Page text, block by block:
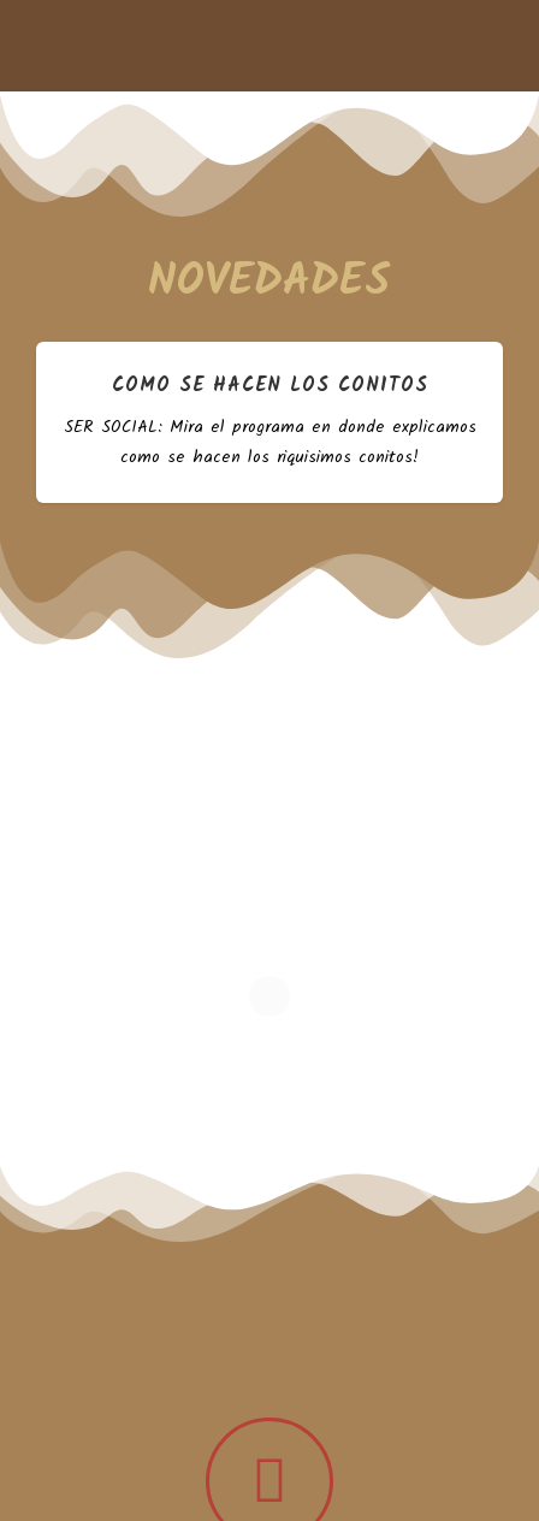
NOVEDADES
COMO SE HACEN LOS CONITOS
SER SOCIAL: Mira el programa en donde explicamos
como se hacen los riquisimos conitos!